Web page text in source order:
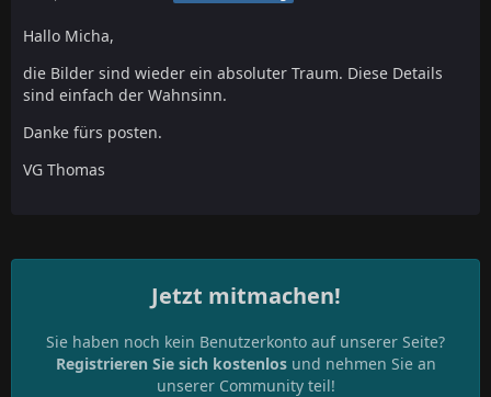
Hallo Micha,
die Bilder sind wieder ein absoluter Traum. Diese Details
sind einfach der Wahnsinn.
Danke fürs posten.
VG Thomas
Jetzt mitmachen!
Sie haben noch kein Benutzerkonto auf unserer Seite?
Registrieren Sie sich kostenlosund nehmen Sie an
unserer Community teil!